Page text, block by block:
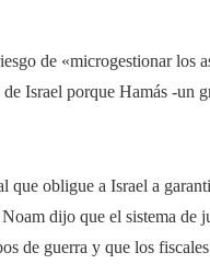
de «microgestionar los
Israel porque Hamás -un
obligue a Israel a
dijo que el sistema de
de guerra y que los